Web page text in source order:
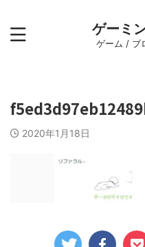
ゲーミ
ゲーム / ブ
2020年1月18日